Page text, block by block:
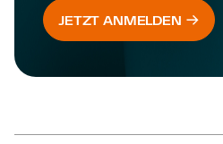
JETZT ANMELDEN